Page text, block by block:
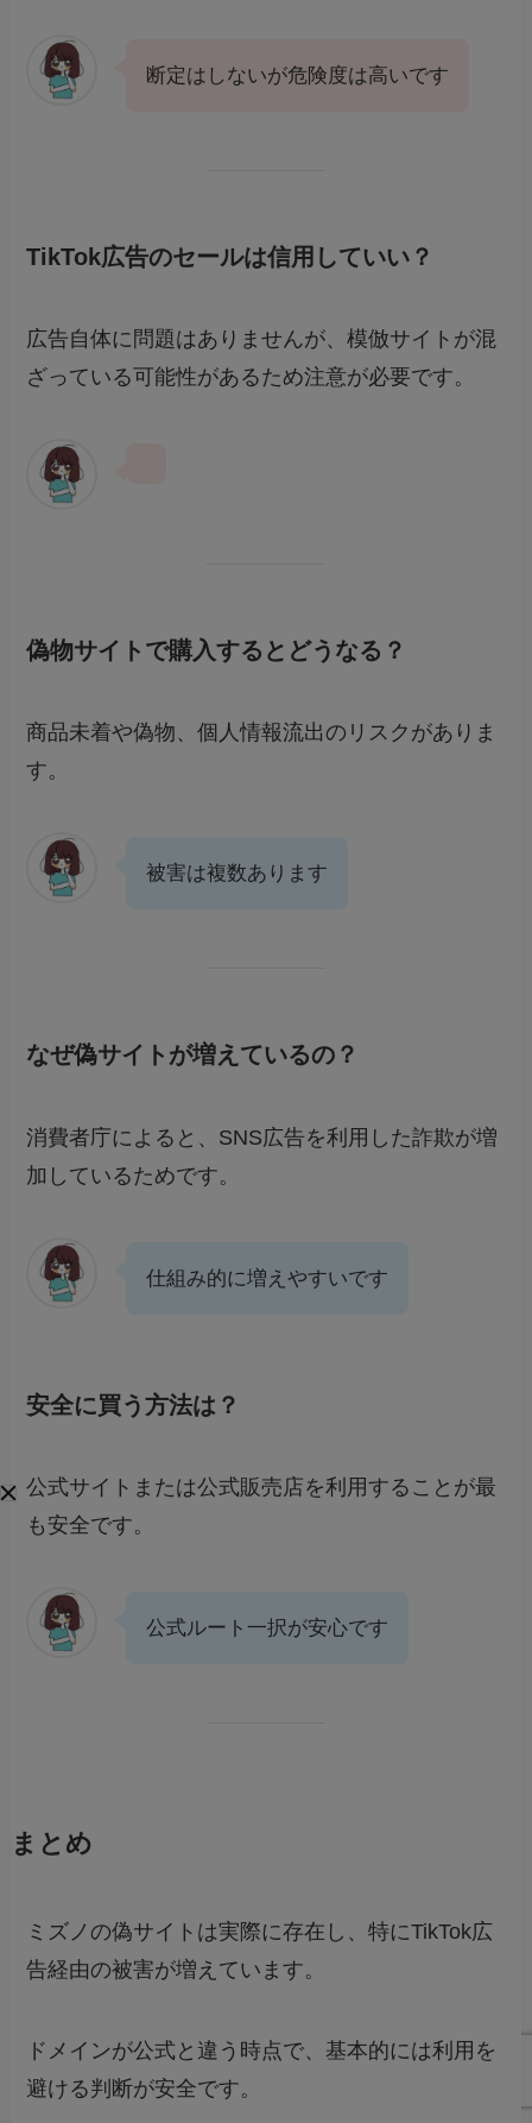
断定はしないが危険度は高いです
TikTok広告のセールは信用していい？
広告自体に問題はありませんが、模倣サイトが混
ざっている可能性があるため注意が必要です。
偽物サイトで購入するとどうなる？
商品未着や偽物、個人情報流出のリスクがありま
す。
被害は複数あります
なぜ偽サイトが増えているの？
消費者庁によると、SNS広告を利用した詐欺が増
加しているためです。
仕組み的に増えやすいです
安全に買う方法は？
公式サイトまたは公式販売店を利用することが最
も安全です。
公式ルート一択が安心です
まとめ
ミズノの偽サイトは実際に存在し、特にTikTok広
告経由の被害が増えています。
ドメインが公式と違う時点で、基本的には利用を
避ける判断が安全です。